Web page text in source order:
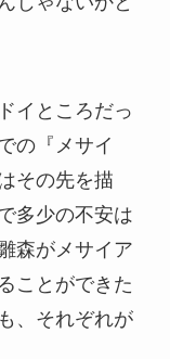
イところだっ
の『メサイ
その先を描
多少の不安は
森がメサイア
ことができた
、それぞれが